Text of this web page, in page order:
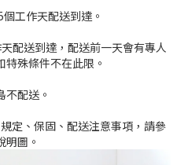
工作天配送到達。
配送到達，配送前一天會有專人
特殊條件不在此限。
配送。
定、保固、配送注意事項，請參
明圖。